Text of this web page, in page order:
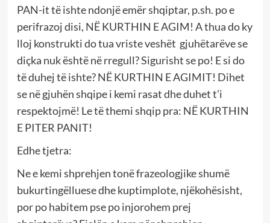
PAN-it të ishte ndonjë emër shqiptar, p.sh. po e
perifrazoj disi, NË KURTHIN E AGIM! A thua do ky
lloj konstrukti do tua vriste veshët gjuhëtarëve se
diçka nuk është në rregull? Sigurisht se po! E si do
të duhej të ishte? NË KURTHIN E AGIMIT! Dihet
se në gjuhën shqipe i kemi rasat dhe duhet t’i
respektojmë! Le të themi shqip pra: NË KURTHIN
E PITER PANIT!
Edhe tjetra:
Ne e kemi shprehjen tonë frazeologjike shumë
bukurtingëlluese dhe kuptimplote, njëkohësisht,
por po habitem pse po injorohem prej